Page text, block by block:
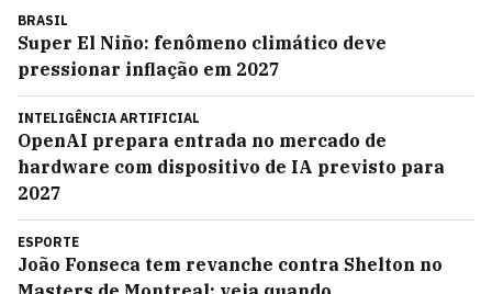
BRASIL
Super El Niño: fenômeno climático deve
pressionar inflação em 2027
INTELIGÊNCIA ARTIFICIAL
OpenAI prepara entrada no mercado de
hardware com dispositivo de IA previsto para
2027
ESPORTE
João Fonseca tem revanche contra Shelton no